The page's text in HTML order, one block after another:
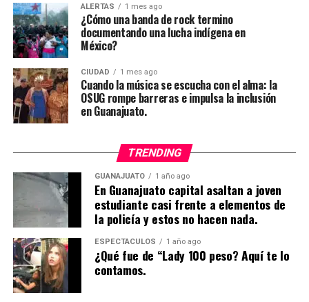
ALERTAS 1 mes ago
¿Cómo una banda de rock termino
documentando una lucha indígena en
México?
CIUDAD 1 mes ago
Cuando la música se escucha con el alma: la
OSUG rompe barreras e impulsa la inclusión
en Guanajuato.
TRENDING
GUANAJUATO 1 año ago
En Guanajuato capital asaltan a joven
estudiante casi frente a elementos de
la policía y estos no hacen nada.
ESPECTÁCULOS 1 año ago
¿Qué fue de “Lady 100 peso? Aquí te lo
contamos.